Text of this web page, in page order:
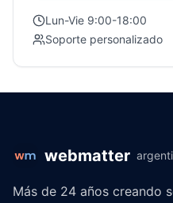
Lun-Vie 9:00-18:00
Soporte personalizado
webmatter
Más de 24 años creando